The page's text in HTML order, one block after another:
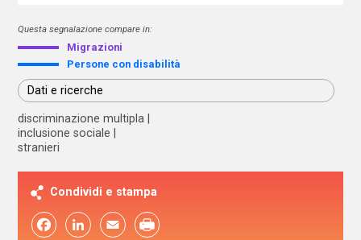
Questa segnalazione compare in:
Migrazioni
Persone con disabilità
Dati e ricerche
discriminazione multipla
inclusione sociale
stranieri
Condividi e stampa
FacebookLinkedIn Email